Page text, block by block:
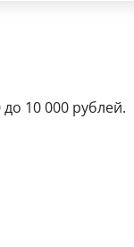
10 000 рублей.